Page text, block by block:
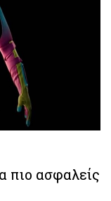
πιο ασφαλείς